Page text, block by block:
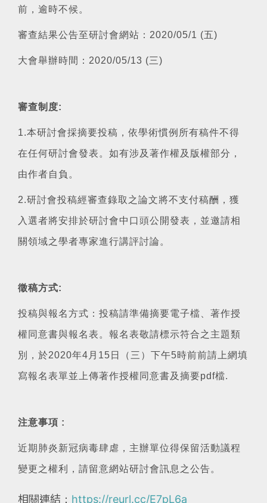
前，逾時不候。
審查結果公告至研討會網站：2020/05/1 (五)
大會舉辦時間：2020/05/13 (三)
審查制度:
1.本研討會採摘要投稿，依學術慣例所有稿件不得
在任何研討會發表。如有涉及著作權及版權部分，
由作者自負。
2.研討會投稿經審查錄取之論文將不支付稿酬，獲
入選者將安排於研討會中口頭公開發表，並邀請相
關領域之學者專家進行講評討論。
徵稿方式:
投稿與報名方式：投稿請準備摘要電子檔、著作授
權同意書與報名表。報名表敬請標示符合之主題類
別，於2020年4月15日（三）下午5時前前請上網填
寫報名表單並上傳著作授權同意書及摘要pdf檔.
注意事項 :
近期肺炎新冠病毒肆虐，主辦單位得保留活動議程
變更之權利，請留意網站研討會訊息之公告。
相關連結： https://reurl.cc/E7pL6a